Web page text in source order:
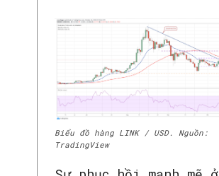
Biểu đồ hàng LINK / USD. Nguồn:
TradingView